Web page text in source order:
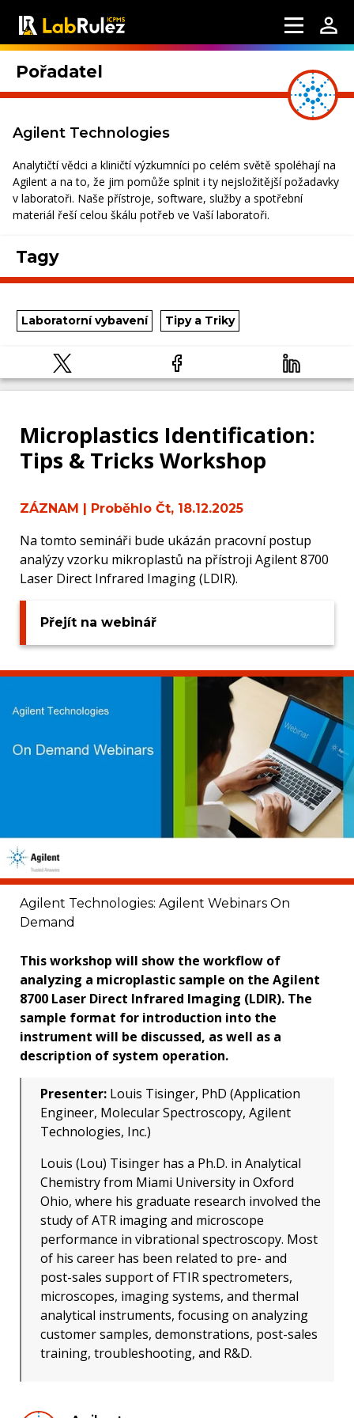
Pořadatel
Agilent Technologies
Analytičtí vědci a kliničtí výzkumníci po celém světě spoléhají na
Agilent a na to, že jim pomůže splnit i ty nejsložitější požadavky
v laboratoři. Naše přístroje, software, služby a spotřební
materiál řeší celou škálu potřeb ve Vaší laboratoři.
Tagy
Laboratorní vybavení Tipy a Triky
Microplastics Identification:
Tips & Tricks Workshop
ZÁZNAM | Proběhlo Čt, 18.12.2025
Na tomto semináři bude ukázán pracovní postup
analýzy vzorku mikroplastů na přístroji Agilent 8700
Laser Direct Infrared Imaging (LDIR).
Přejít na webinář
Agilent Technologies: Agilent Webinars On
Demand
This workshop will show the workflow of
analyzing a microplastic sample on the Agilent
8700 Laser Direct Infrared Imaging (LDIR). The
sample format for introduction into the
instrument will be discussed, as well as a
description of system operation.
Presenter: Louis Tisinger, PhD (Application
Engineer, Molecular Spectroscopy, Agilent
Technologies, Inc.)
Louis (Lou) Tisinger has a Ph.D. in Analytical
Chemistry from Miami University in Oxford
Ohio, where his graduate research involved the
study of ATR imaging and microscope
performance in vibrational spectroscopy. Most
of his career has been related to pre- and
post-sales support of FTIR spectrometers,
microscopes, imaging systems, and thermal
analytical instruments, focusing on analyzing
customer samples, demonstrations, post-sales
training, troubleshooting, and R&D.